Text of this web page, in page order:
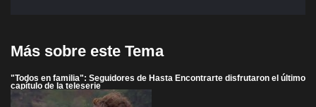
Más sobre este Tema
"Todos en familia": Seguidores de Hasta Encontrarte disfrutaron el último
capítulo de la teleserie